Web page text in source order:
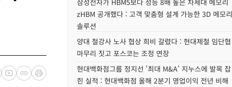
삼성전자가 HBM5보다 성능 8배 높은 차세대 메모리
zHBM 공개했다 : 고객 맞춤형 설계 가능한 3D 메모리
솔루션
양대 철강사 노사 협상 희비 갈렸다 : 현대제철 임단협
마무리 짓고 포스코는 조정 연장
현대백화점그룹 정지선 '최대 M&A' 지누스에 발목 잡
힌 실적 : 현대백화점 올해 2분기 영업이익 전년 비해